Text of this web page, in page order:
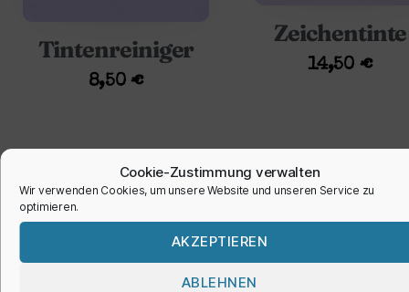
Cookie-Zustimmung verwalten
Wir verwenden Cookies, um unsere Website und unseren Service zu
optimieren.
AKZEPTIEREN
ABLEHNEN
Tintenreiniger
8,50€
Zeichentinte
14,50 €